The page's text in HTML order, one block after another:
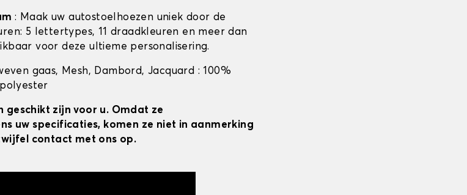
: Maak uw autostoelhoezen uniek door de
5 lettertypes, 11 draadkleuren en meer dan
voor deze ultieme personalisering.
gaas, Mesh, Dambord, Jacquard : 100%
zijn voor u. Omdat ze
uw specificaties, komen ze niet in aanmerking
contact met ons op.